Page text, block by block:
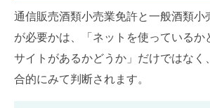
通信販売酒類小売業免許と一般酒類小
が必要かは、「ネットを使っているか
サイトがあるかどうか」だけではなく
合的にみて判断されます。